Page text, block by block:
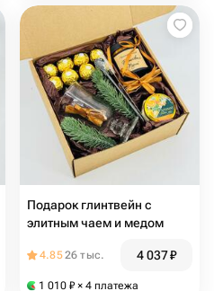
Подарок глинтвейн с
элитным чаем и медом
4.8526 тыс. 4 037₽
1 010 ₽ × 4 платежа